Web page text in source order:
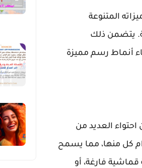
المتنوعة
يتضمن ذلك
أنماط رسم مميزة
العديد من
كل منها، مما يسمح
فارغة، أو